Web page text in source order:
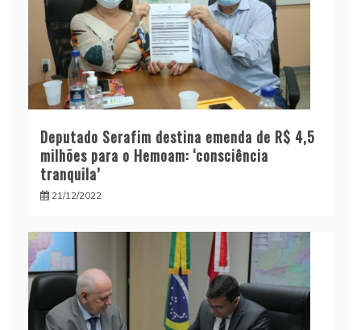
Deputado Serafim destina emenda de R$ 4,5
milhões para o Hemoam: ‘consciência
tranquila’
21/12/2022